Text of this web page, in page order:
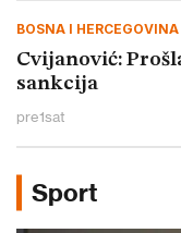
BOSNA I HERCEGOVINA
Cvijanović:
sankcija
pre1sat
Sport